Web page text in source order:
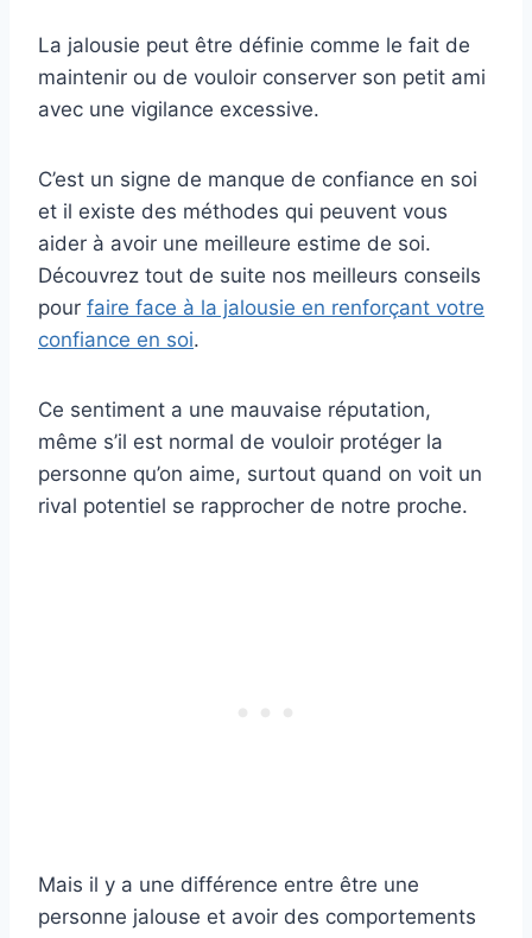
La jalousie peut être définie comme le fait de
maintenir ou de vouloir conserver son petit ami
avec une vigilance excessive.
C’est un signe de manque de confiance en soi
et il existe des méthodes qui peuvent vous
aider à avoir une meilleure estime de soi.
Découvrez tout de suite nos meilleurs conseils
pour faire face à la jalousie en renforçant votre
confiance en soi.
Ce sentiment a une mauvaise réputation,
même s’il est normal de vouloir protéger la
personne qu’on aime, surtout quand on voit un
rival potentiel se rapprocher de notre proche.
Mais il y a une différence entre être une
personne jalouse et avoir des comportements